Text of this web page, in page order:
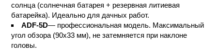
солнца (солнечная батарея + резервная литиевая
батарейка). Идеально для дачных работ.
ADF-5D— профессиональная модель. Максимальный
угол обзора (90х33 мм), не затемняется при наклоне
головы.